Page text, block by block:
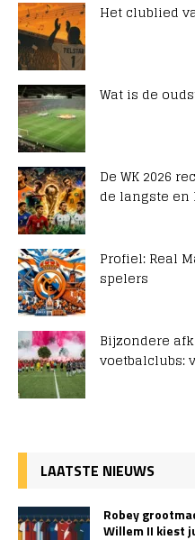
Het clublied
Wat is de
De WK 2026
de langste
Profiel: Real
spelers
Bijzondere
voetbalclubs:
LAATSTE NIEUWS
Robey
Willem II kiest